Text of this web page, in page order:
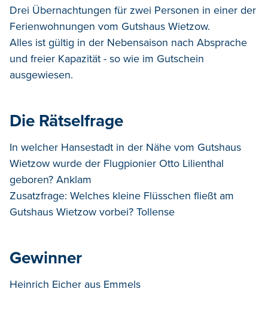
Drei Übernachtungen für zwei Personen in einer der
Ferienwohnungen vom Gutshaus Wietzow.
Alles ist gültig in der Nebensaison nach Absprache
und freier Kapazität - so wie im Gutschein
ausgewiesen.
Die Rätselfrage
In welcher Hansestadt in der Nähe vom Gutshaus
Wietzow wurde der Flugpionier Otto Lilienthal
geboren? Anklam
Zusatzfrage: Welches kleine Flüsschen fließt am
Gutshaus Wietzow vorbei? Tollense
Gewinner
Heinrich Eicher aus Emmels